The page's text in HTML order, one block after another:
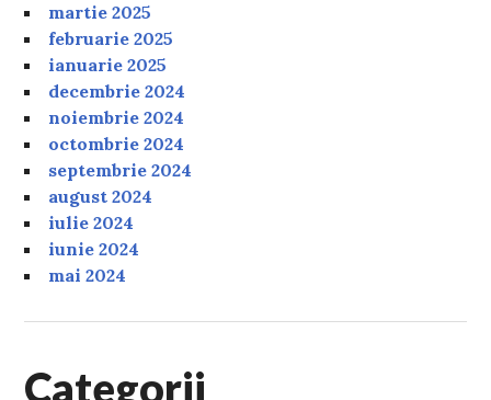
martie 2025
februarie 2025
ianuarie 2025
decembrie 2024
noiembrie 2024
octombrie 2024
septembrie 2024
august 2024
iulie 2024
iunie 2024
mai 2024
Categorii